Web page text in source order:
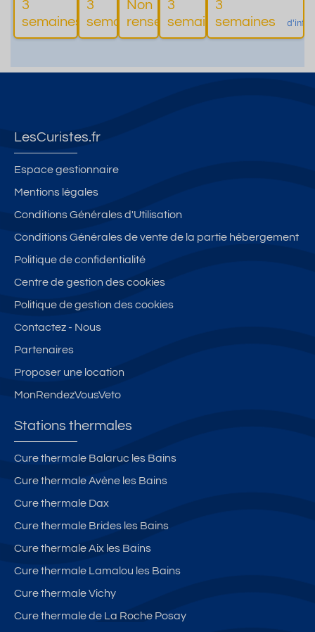
Therm
es
3
semaines
Plus
d'informations
3
semaines
Plus
d'informations
Non
renseigné
d'informations
s
3
semaines
d'informations
3
semaines
LesCuristes.fr
Espace gestionnaire
Mentions légales
Conditions Générales d'Utilisation
Conditions Générales de vente de la partie hébergement
Politique de confidentialité
Centre de gestion des cookies
Politique de gestion des cookies
Contactez - Nous
Partenaires
Proposer une location
MonRendezVousVeto
Stations thermales
Cure thermale Balaruc les Bains
Cure thermale Avène les Bains
Cure thermale Dax
Cure thermale Brides les Bains
Cure thermale Aix les Bains
Cure thermale Lamalou les Bains
Cure thermale Vichy
Cure thermale de La Roche Posay